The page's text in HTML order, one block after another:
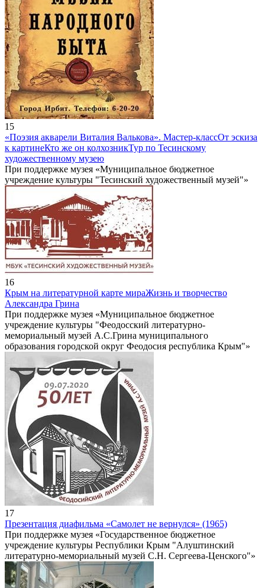
15
«Поэзия акварели Виталия Валькова». Мастер-классОт эскиза
к картинеКто же он колхозникТур по Тесинскому
художественному музею
При поддержке музея «Муниципальное бюджетное
учреждение культуры "Тесинский художественный музей"»
16
Крым на литературной карте мираЖизнь и творчество
Александра Грина
При поддержке музея «Муниципальное бюджетное
учреждение культуры "Феодосский литературно-
мемориальный музей А.С.Грина муниципального
образования городской округ Феодосия республика Крым"»
17
Презентация диафильма «Самолет не вернулся» (1965)
При поддержке музея «Государственное бюджетное
учреждение культуры Республики Крым "Алуштинский
литературно-мемориальный музей С.Н. Сергеева-Ценского"»